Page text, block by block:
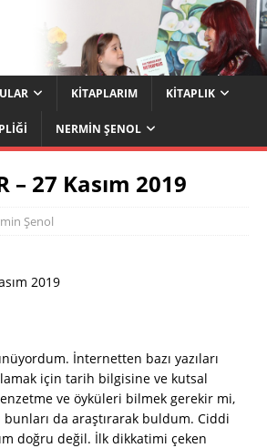
KITAPLARIM KITAPLIK
NERMIN ŞENOL
– 27 Kasım 2019
Şenol
2019
İnternetten bazı yazıları
için tarih bilgisine ve kutsal
ve öyküleri bilmek gerekir mi,
da araştırarak buldum. Ciddi
doğru değil. İlk dikkatimi çeken